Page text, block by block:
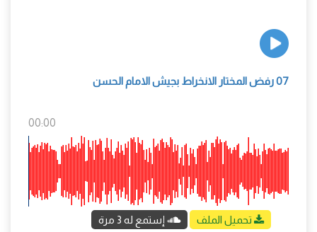
07 رفض المختار الانخراط بجيش الامام الحسن
00:00
تحميل الملف إستمع له 3 مرة